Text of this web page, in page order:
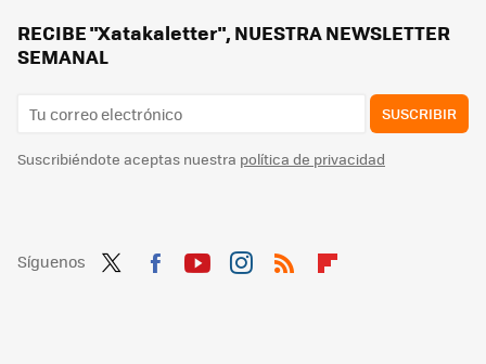
RECIBE "Xatakaletter", NUESTRA NEWSLETTER
SEMANAL
SUSCRIBIR
Suscribiéndote aceptas nuestra política de privacidad
Síguenos